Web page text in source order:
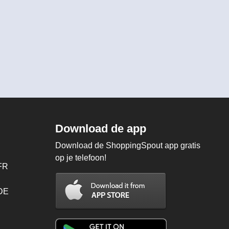
Download de app
Download de ShoppingSpout app gratis
op je telefoon!